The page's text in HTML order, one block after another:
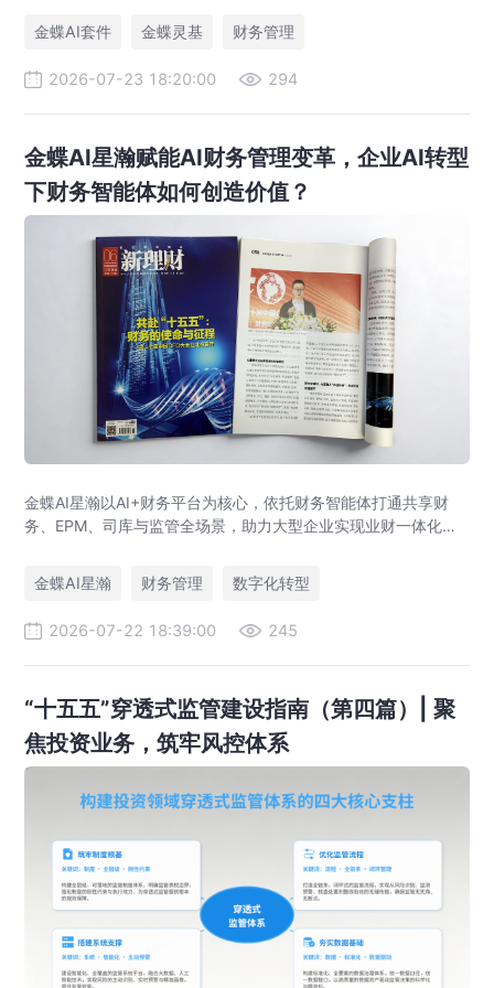
金蝶AI套件
金蝶灵基 财务管理
2026-07-23 18:20:00 294
金蝶AI星瀚赋能AI财务管理变革，企业AI转型
下财务智能体如何创造价值？
金蝶AI星瀚以AI+财务平台为核心，依托财务智能体打通共享财
务、EPM、司库与监管全场景，助力大型企业实现业财一体化与
局、华为、通威等领先企业的共同选择。
金蝶AI星瀚 财务管理 数字化转型
2026-07-22 18:39:00 245
“十五五”穿透式监管建设指南（第四篇）| 聚
焦投资业务，筑牢风控体系